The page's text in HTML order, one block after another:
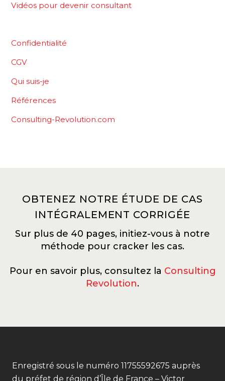
Vidéos pour devenir consultant
Confidentialité
CGV
Qui suis-je
Références
Consulting-Revolution.com
OBTENEZ NOTRE ÉTUDE DE CAS
INTÉGRALEMENT CORRIGÉE
Sur plus de 40 pages, initiez-vous à notre
méthode pour cracker les cas.
Pour en savoir plus, consultez la Consulting
Revolution.
Enregistré sous le numéro 11755592675 auprès
du préfet de région d’Île de France – Victor